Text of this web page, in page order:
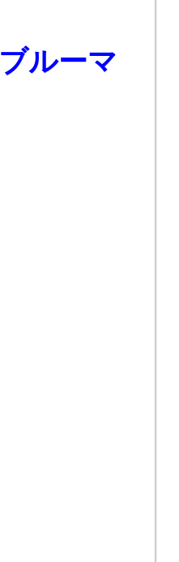
ブルーマ